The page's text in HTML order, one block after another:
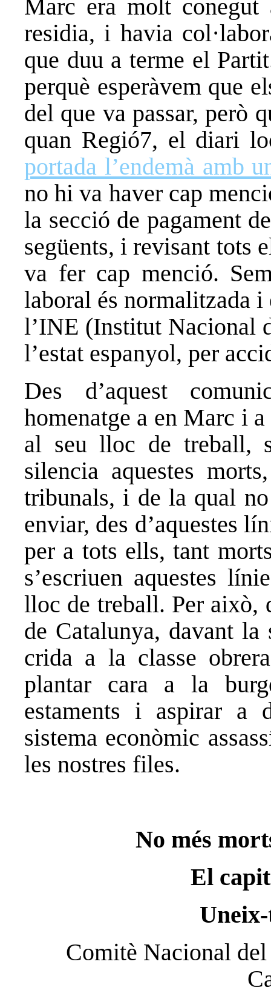
Marc era molt
residia, i havia
que duu a terme el
perquè esperàvem que
del que va passar, però
quan Regió7, el diari
portada l’endemà amb
no hi va haver cap
la secció de pagament
següents, i revisant tots
va fer cap menció.
laboral és normalitzada i
l’INE (Institut Nacional
l’estat espanyol, per
Des d’aquest
homenatge a en Marc i
al seu lloc de treball,
silencia aquestes
tribunals, i de la qual no
enviar, des d’aquestes
per a tots ells, tant
s’escriuen aquestes
lloc de treball. Per això,
de Catalunya, davant la
crida a la classe
plantar cara a la
estaments i aspirar a
sistema econòmic
les nostres files.
No més
El
Comitè Nacional